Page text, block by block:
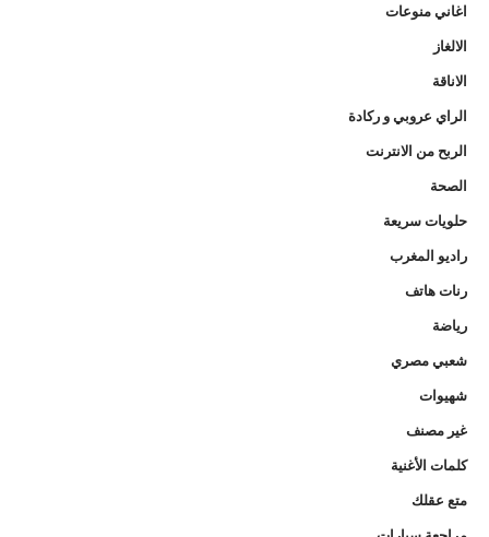
اغاني منوعات
الالغاز
الاناقة
الراي عروبي و ركادة
الربح من الانترنت
الصحة
حلويات سريعة
راديو المغرب
رنات هاتف
رياضة
شعبي مصري
شهيوات
غير مصنف
كلمات الأغنية
متع عقلك